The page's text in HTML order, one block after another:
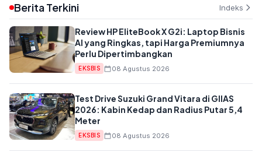
Berita Terkini Indeks
Review HP EliteBook X G2i: Laptop Bisnis
AI yang Ringkas, tapi Harga Premiumnya
Perlu Dipertimbangkan
EKSBIS 08 Agustus 2026
Test Drive Suzuki Grand Vitara di GIIAS
2026: Kabin Kedap dan Radius Putar 5,4
Meter
EKSBIS 08 Agustus 2026